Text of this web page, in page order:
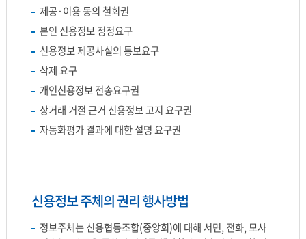
제공·이용 동의 철회권
본인 신용정보 정정요구
신용정보 제공사실의 통보요구
삭제 요구
개인신용정보 전송요구권
상거래 거절 근거 신용정보 고지 요구권
자동화평가 결과에 대한 설명 요구권
신용정보 주체의 권리 행사방법
정보주체는 신용협동조합(중앙회)에 대해 서면, 전화, 모사